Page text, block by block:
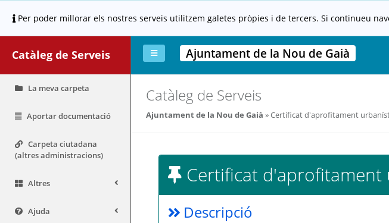
Per poder millorar els nostres serveis utilitzem galetes pròpies i de tercers. Si continueu
Catàleg de Serveis
La meva carpeta
Aportar documentació
Carpeta ciutadana
(altres administracions)
Altres
Ajuda
Ajuntament de la Nou de Gaià
Catàleg de Serveis
Ajuntament de la Nou de Gaià Certificat d'aprofitament
Certificat d'aprofitament
Descripció